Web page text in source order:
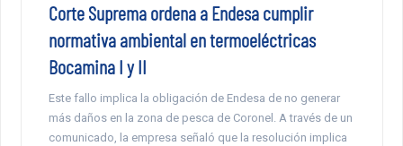
Corte Suprema ordena a Endesa cumplir
normativa ambiental en termoeléctricas
Bocamina I y II
Este fallo implica la obligación de Endesa de no generar
más daños en la zona de pesca de Coronel. A través de un
comunicado, la empresa señaló que la resolución implica